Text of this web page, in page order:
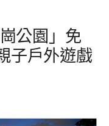
公園」免
子戶外遊戲